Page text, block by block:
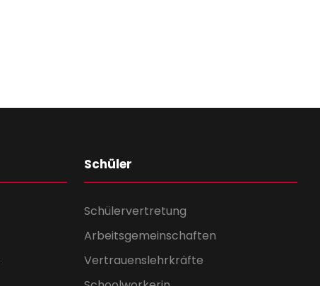
Schüler
Schülervertretung
Arbeitsgemeinschaften
Vertrauenslehrkräfte